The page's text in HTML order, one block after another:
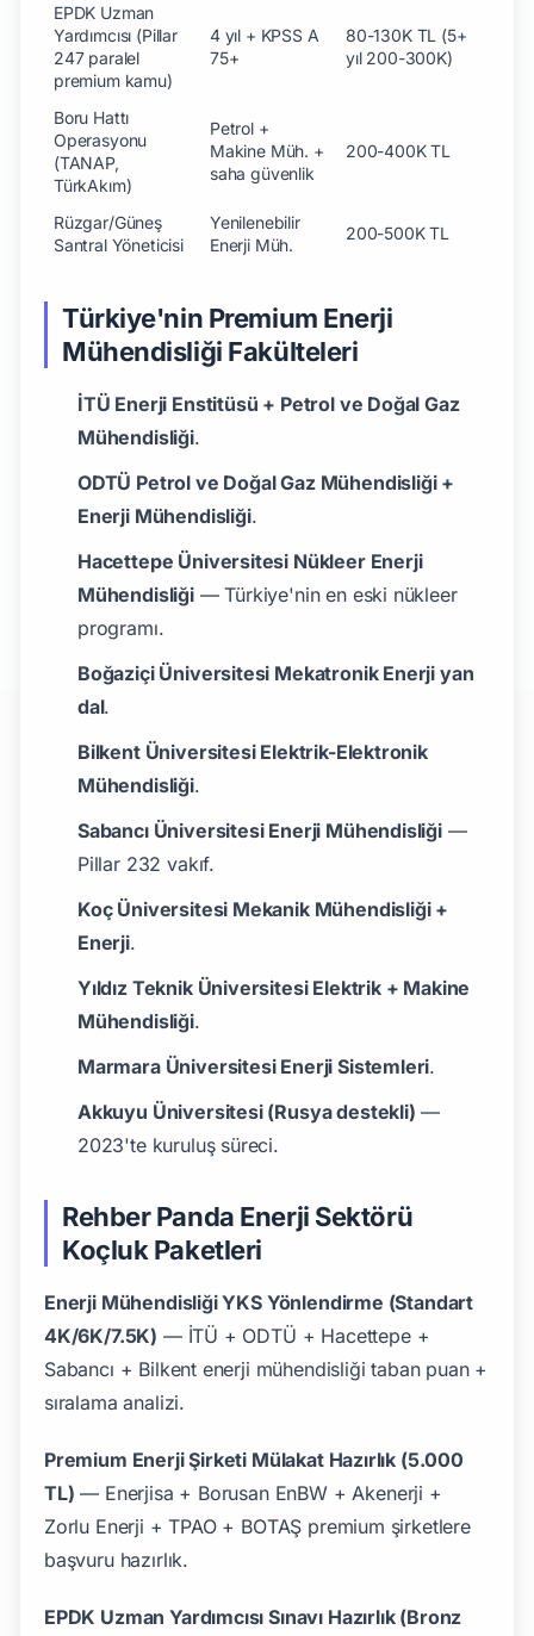
EPDK Uzman
Yardımcısı (Pillar
247 paralel
premium kamu)
4 yıl + KPSS A
75+
80-130K TL (5+
yıl 200-300K)
Boru Hattı
Operasyonu
(TANAP,
TürkAkım)
Petrol +
Makine Müh. +
saha güvenlik
200-400K TL
Rüzgar/Güneş
Santral Yöneticisi
Yenilenebilir
Enerji Müh.
200-500K TL
Türkiye'nin Premium Enerji
Mühendisliği Fakülteleri
İTÜ Enerji Enstitüsü + Petrol ve Doğal Gaz
Mühendisliği.
ODTÜ Petrol ve Doğal Gaz Mühendisliği +
Enerji Mühendisliği.
Hacettepe Üniversitesi Nükleer Enerji
Mühendisliği— Türkiye'nin en eski nükleer
programı.
Boğaziçi Üniversitesi Mekatronik Enerji yan
dal.
Bilkent Üniversitesi Elektrik-Elektronik
Mühendisliği.
Sabancı Üniversitesi Enerji Mühendisliği—
Pillar 232 vakıf.
Koç Üniversitesi Mekanik Mühendisliği +
Enerji.
Yıldız Teknik Üniversitesi Elektrik + Makine
Mühendisliği.
Marmara Üniversitesi Enerji Sistemleri.
Akkuyu Üniversitesi (Rusya destekli) —
2023'te kuruluş süreci.
Rehber Panda Enerji Sektörü
Koçluk Paketleri
Enerji Mühendisliği YKS Yönlendirme (Standart
4K/6K/7.5K) — İTÜ + ODTÜ + Hacettepe +
Sabancı + Bilkent enerji mühendisliği taban puan +
sıralama analizi.
Premium Enerji Şirketi Mülakat Hazırlık (5.000
TL) — Enerjisa + Borusan EnBW + Akenerji +
Zorlu Enerji + TPAO + BOTAŞ premium şirketlere
başvuru hazırlık.
EPDK Uzman Yardımcısı Sınavı Hazırlık (Bronz